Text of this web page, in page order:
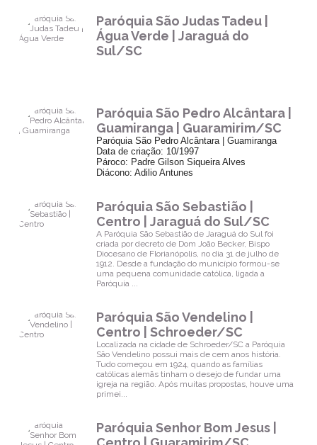
Paróquia São Judas Tadeu |
Água Verde | Jaraguá do
Sul/SC
Paróquia São Pedro Alcântara |
Guamiranga | Guaramirim/SC
Paróquia São Pedro Alcântara | Guamiranga
Data de criação: 10/1997
Pároco: Padre Gilson Siqueira Alves
Diácono: Adilio Antunes
Paróquia São Sebastião |
Centro | Jaraguá do Sul/SC
A Paróquia São Sebastião de Jaraguá do Sul foi
criada por decreto de Dom João Becker, Bispo
Diocesano de Florianópolis, no dia 31 de julho de
1912. Desde a fundação do município formou-se
uma pequena comunidade católica, ligada a
Paróquia ...
Paróquia São Vendelino |
Centro | Schroeder/SC
Localizada na cidade de Schroeder/SC a Paróquia
São Vendelino possui mais de cem anos história.
Tudo começou em 1924, quando as famílias
católicas alemãs tinham o desejo de fundar uma
igreja na região. Após muitas propostas, houve uma
primei...
Paróquia Senhor Bom Jesus |